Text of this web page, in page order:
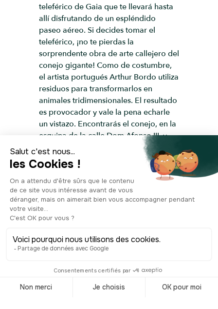
teleférico de Gaia que te llevará hasta
allí disfrutando de un espléndido
paseo aéreo. Si decides tomar el
teleférico, ¡no te pierdas la
sorprendente obra de arte callejero del
conejo gigante! Como de costumbre,
el artista portugués Arthur Bordo utiliza
residuos para transformarlos en
animales tridimensionales. El resultado
es provocador y vale la pena echarle
un vistazo. Encontrarás el conejo, en la
esquina de la calle Dom Afonso III, y
Guillermo Gomes Fernández. Aquellos
que prefieran continuar y subir a pie,
continuemos.